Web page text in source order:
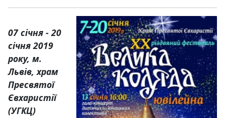
07 січня - 20
січня 2019
року, м.
Львів, храм
Пресвятої
Євхаристії
(УГКЦ)